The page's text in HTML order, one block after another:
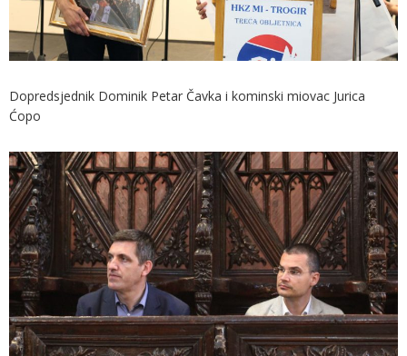
Dopredsjednik Dominik Petar Čavka i kominski miovac Jurica
Ćopo